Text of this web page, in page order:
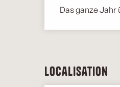
Das ganze
Localisation